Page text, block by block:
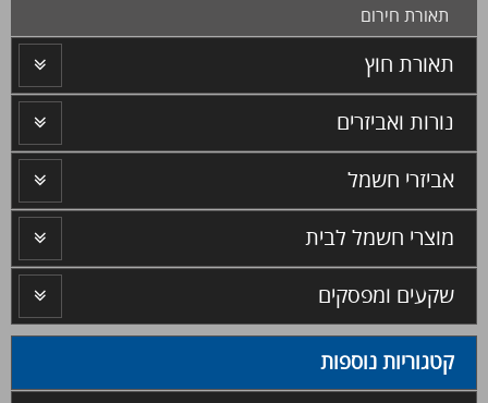
תאורת חירום
תאורת חוץ
נורות ואביזרים
אביזרי חשמל
מוצרי חשמל לבית
שקעים ומפסקים
קטגוריות נוספות